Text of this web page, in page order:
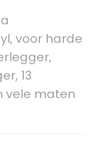
voor harde
13
vele maten